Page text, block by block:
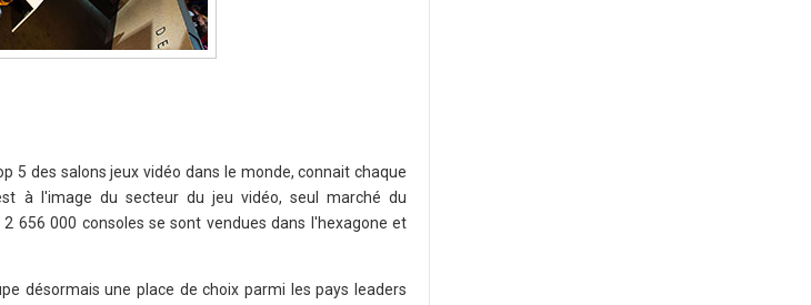
5 des salons jeux vidéo dans le monde, connait chaque
à l'image du secteur du jeu vidéo, seul marché du
656 000 consoles se sont vendues dans l'hexagone et
désormais une place de choix parmi les pays leaders